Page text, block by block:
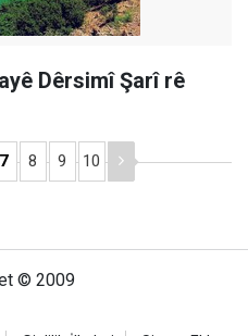
Dêrsimî Şarî rê
7 8 9 10
© 2009